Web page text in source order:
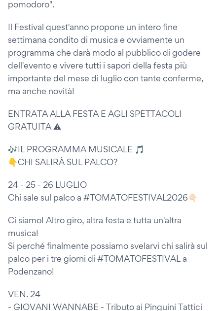
pomodoro".
Il Festival quest'anno propone un intero fine
settimana condito di musica e ovviamente un
programma che darà modo al pubblico di godere
dell'evento e vivere tutti i sapori della festa più
importante del mese di luglio con tante conferme,
ma anche novità!
ENTRATA ALLA FESTA E AGLI SPETTACOLI
GRATUITA ⚠️
🎶IL PROGRAMMA MUSICALE 🎵
👇CHI SALIRÀ SUL PALCO?
24 - 25 - 26 LUGLIO
Chi sale sul palco a #TOMATOFESTIVAL2026👇🏻
Ci siamo! Altro giro, altra festa e tutta un'altra
musica!
Si perché finalmente possiamo svelarvi chi salirà sul
palco per i tre giorni di #TOMATOFESTIVAL a
Podenzano!
VEN. 24
- GIOVANI WANNABE - Tributo ai Pinguini Tattici